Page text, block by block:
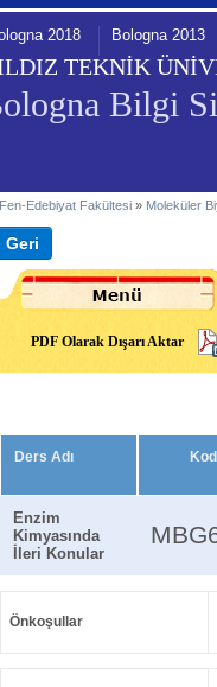
TEKNİK
Bilgi
2018 Bologna 2013
Fen-Edebiyat Fakültesi » Moleküler
PDF Olarak Dışarı Aktar
Ders Adı
Enzim
Kimyasında
İleri Konular
Önkoşullar